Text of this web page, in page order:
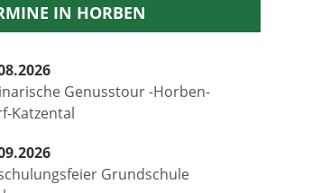
IN HORBEN
Genusstour -Horben-
Katzental
Grundschule